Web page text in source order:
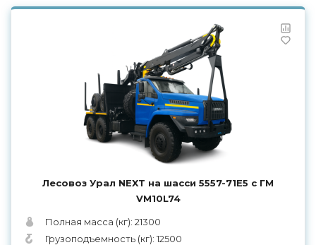
Лесовоз Урал NEXT на шасси 5557-71Е5 с ГМ
VM10L74
Полная масса (кг): 21300
Грузоподъемность (кг): 12500